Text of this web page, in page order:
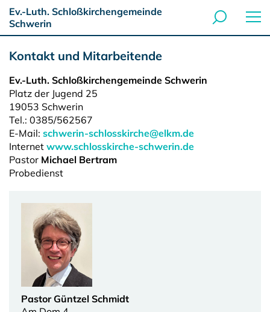
Ev.-Luth. Schloßkirchengemeinde
Schwerin
Kontakt und Mitarbeitende
Ev.-Luth. Schloßkirchengemeinde Schwerin
Platz der Jugend 25
19053 Schwerin
Tel.: 0385/562567
E-Mail: schwerin-schlosskirche@elkm.de
Internet www.schlosskirche-schwerin.de
Pastor Michael Bertram
Probedienst
Pastor Güntzel Schmidt